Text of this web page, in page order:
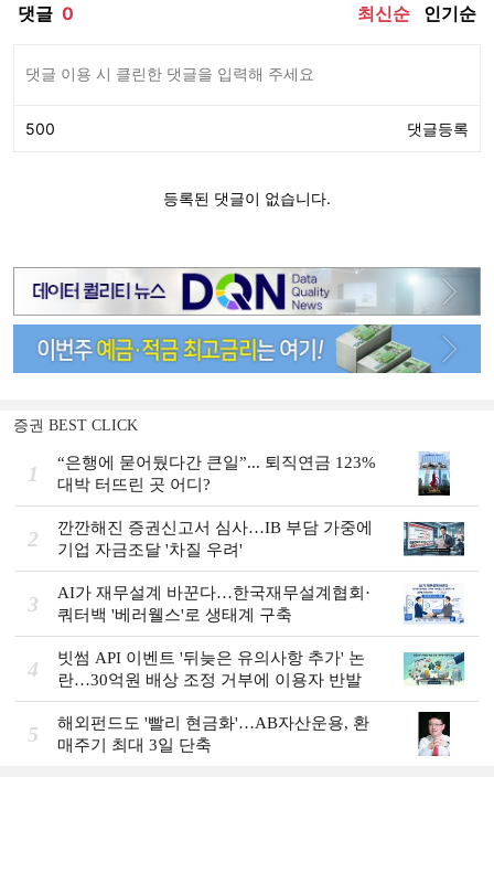
증권 BEST CLICK
1
“은행에 묻어뒀다간 큰일”... 퇴직연금 123%
대박 터뜨린 곳 어디?
2
깐깐해진 증권신고서 심사…IB 부담 가중에
기업 자금조달 '차질 우려'
3
AI가 재무설계 바꾼다…한국재무설계협회·
쿼터백 '베러웰스'로 생태계 구축
4
빗썸 API 이벤트 '뒤늦은 유의사항 추가' 논
란…30억원 배상 조정 거부에 이용자 반발
5
해외펀드도 '빨리 현금화'…AB자산운용, 환
매주기 최대 3일 단축